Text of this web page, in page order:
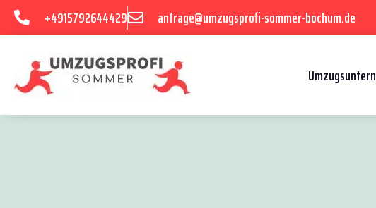
+4915792644429 anfrage@umzugsprofi-sommer-bochum.de